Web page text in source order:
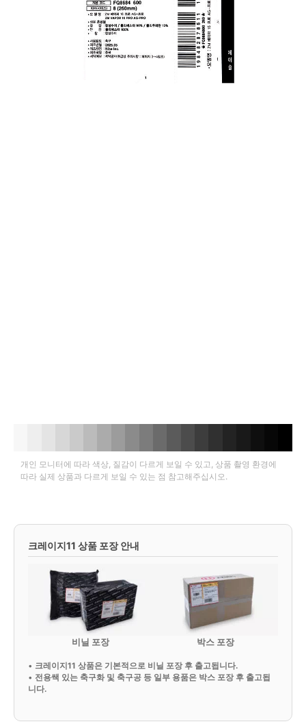
개인 모니터에 따라 색상, 질감이 다르게 보일 수 있고, 상품 촬영 환경에
따라 실제 상품과 다르게 보일 수 있는 점 참고해주십시오.
크레이지11 상품 포장 안내
비닐 포장 박스 포장
• 크레이지11 상품은 기본적으로 비닐 포장 후 출고됩니다.
• 전용쌕 있는 축구화 및 축구공 등 일부 용품은 박스 포장 후 출고됩
니다.